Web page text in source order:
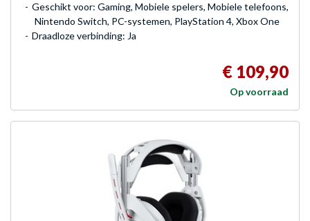
Geschikt voor: Gaming, Mobiele spelers, Mobiele telefoons,
Nintendo Switch, PC-systemen, PlayStation 4, Xbox One
Draadloze verbinding: Ja
€ 109,90
Op voorraad